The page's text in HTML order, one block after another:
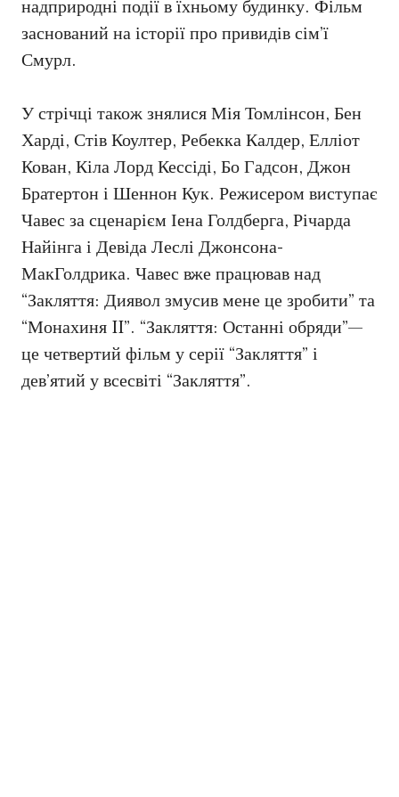
надприродні події в їхньому будинку. Фільм
заснований на історії про привидів сім’ї
Смурл.
У стрічці також знялися Мія Томлінсон, Бен
Харді, Стів Коултер, Ребекка Калдер, Елліот
Кован, Кіла Лорд Кессіді, Бо Гадсон, Джон
Братертон і Шеннон Кук. Режисером виступає
Чавес за сценарієм Іена Голдберга, Річарда
Найінга і Девіда Леслі Джонсона-
МакГолдрика. Чавес вже працював над
“Закляття: Диявол змусив мене це зробити” та
“Монахиня II”. “Закляття: Останні обряди”—
це четвертий фільм у серії “Закляття” і
дев’ятий у всесвіті “Закляття”.